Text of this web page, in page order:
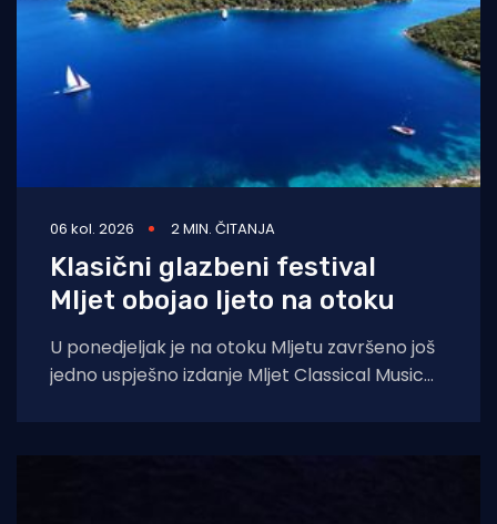
06 kol. 2026 2 MIN. ČITANJA
Klasični glazbeni festival
Mljet obojao ljeto na otoku
U ponedjeljak je na otoku Mljetu završeno još
jedno uspješno izdanje Mljet Classical Music